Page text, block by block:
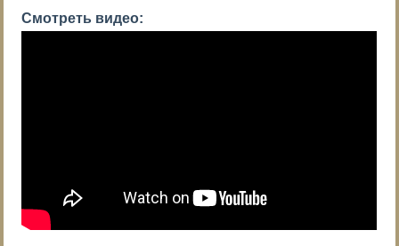
Смотреть видео: